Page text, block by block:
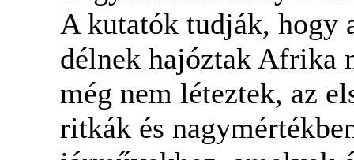
A kutatók tudják, hogy
délnek hajóztak Afrika
még nem léteztek, az
ritkák és